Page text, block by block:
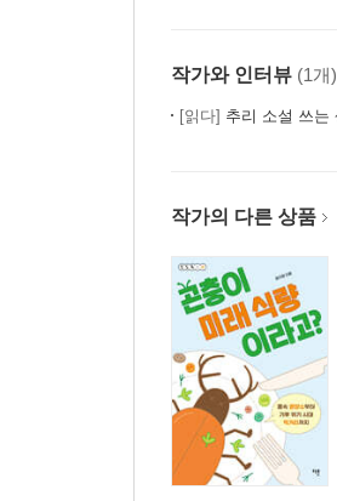
작가와 인터뷰 (1개)
[읽다] 추리 소설 쓰는
작가의 다른 상품